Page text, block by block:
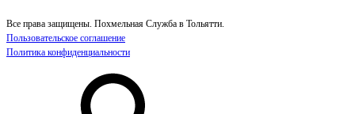
Все права защищены. Похмельная Служба в Тольятти.
Пользовательское соглашение
Политика конфиденциальности